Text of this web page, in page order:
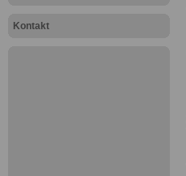
Kontakt